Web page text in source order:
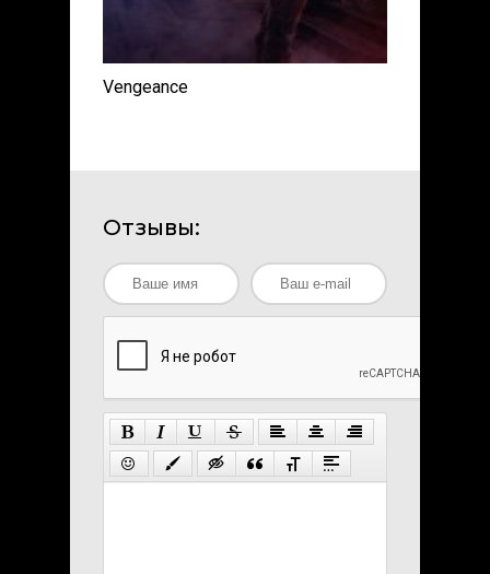
Vengeance
Отзывы: